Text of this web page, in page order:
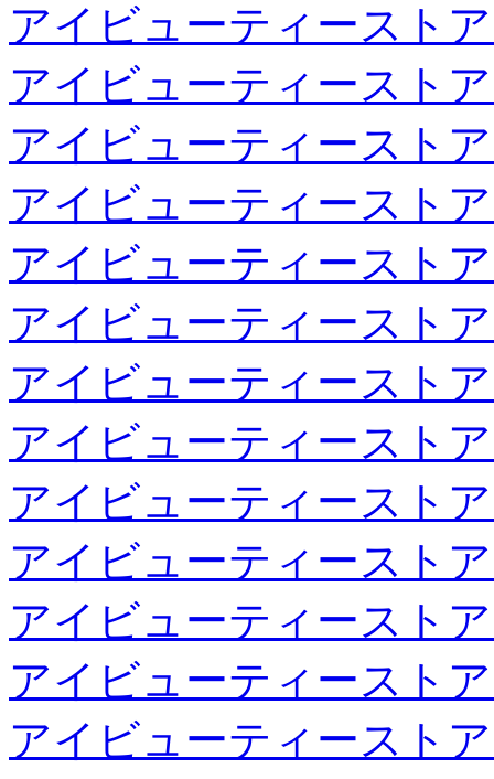
アイビューティースト
アイビューティースト
アイビューティースト
アイビューティースト
アイビューティースト
アイビューティースト
アイビューティースト
アイビューティースト
アイビューティースト
アイビューティースト
アイビューティースト
アイビューティースト
アイビューティースト